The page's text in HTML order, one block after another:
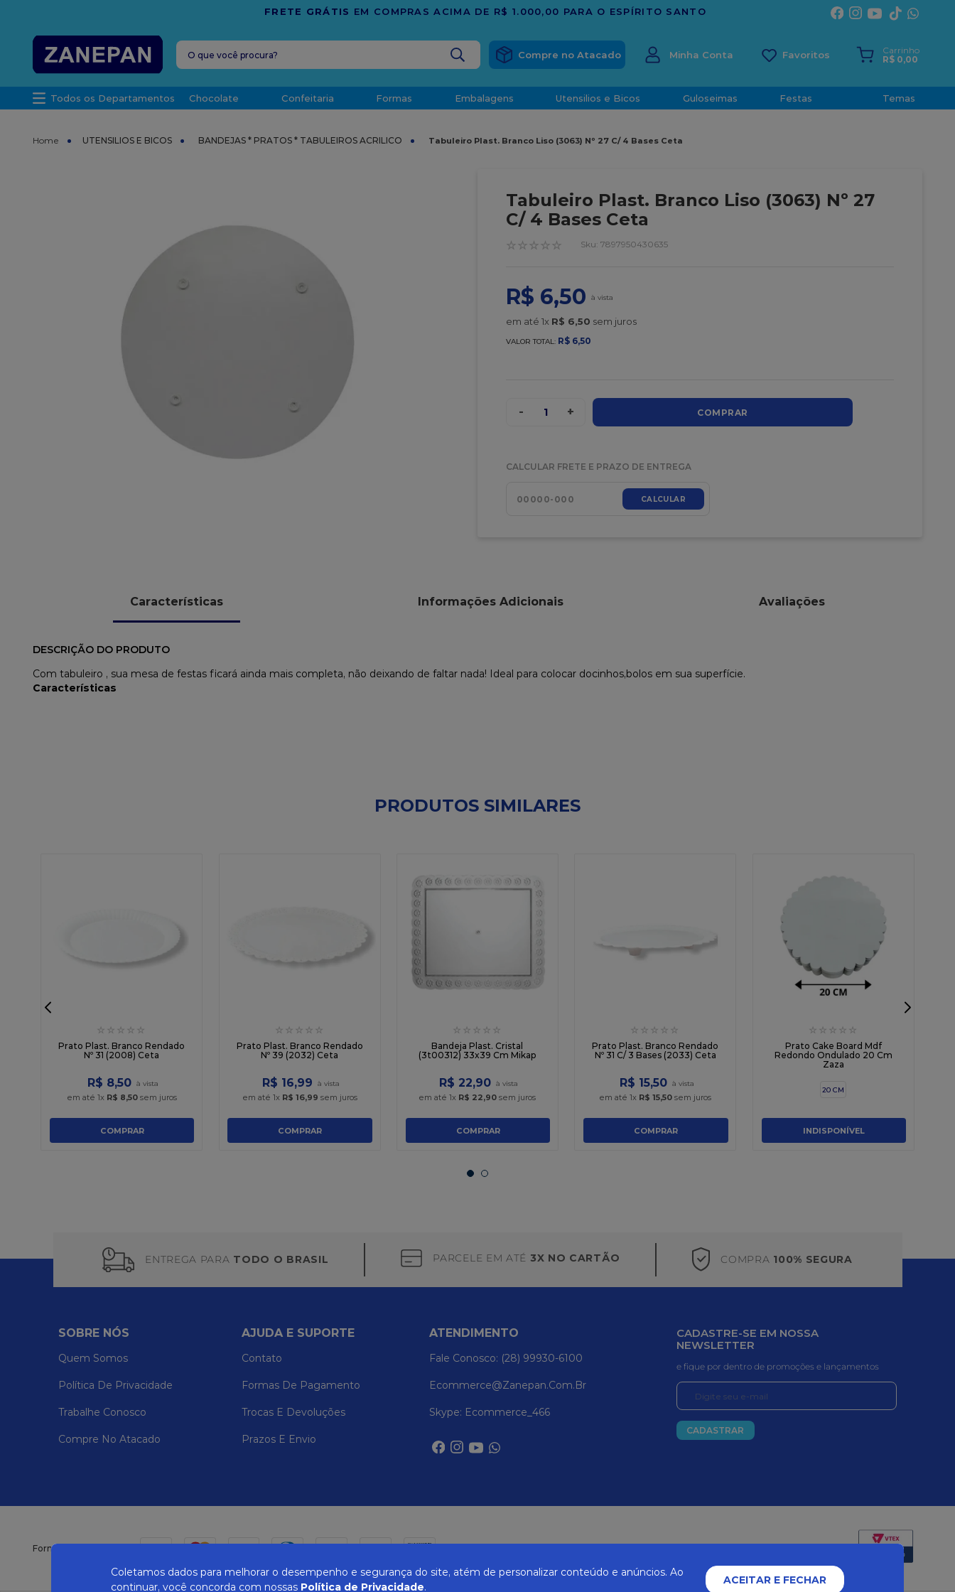
TRADIÇÃO E CONFIANÇA DESDE 2001
O que você procura?
Minha Conta
Carrinho
R$ 0,00
Todos os Departamentos Chocolate Confeitaria Formas Embalagens Utensilios e Bicos Guloseimas Festas Temas
UTENSILIOS E BICOS BANDEJAS * PRATOS * TABULEIROS ACRILICO Tabuleiro Plast. Branco Liso (3063) Nº 27 C/ 4 Bases Ceta
Tabuleiro Plast. Branco Liso (3063) Nº 27
C/ 4 Bases Ceta
☆ ☆ ☆ ☆ ☆ : 7897950430635
R$ 6,50
em até 1x R$ 6,50 sem juros
VALOR TOTAL: R$ 6,50
- 1 + COMPRAR
CALCULAR FRETE E PRAZO DE ENTREGA
CALCULAR
Características Informações Adicionais Avaliações
DESCRIÇÃO DO PRODUTO
Com tabuleiro , sua mesa de festas ficará ainda mais completa, não deixando de faltar nada! Ideal para colocar docinhos,bolos em sua superfície.
Características
PRODUTOS SIMILARES
☆ ☆ ☆ ☆ ☆
Prato Plast. Branco Rendado
Nº 31 (2008) Ceta
R$ 8,50
em até 1x R$ 8,50sem juros
COMPRAR
☆ ☆ ☆ ☆ ☆
Prato Plast. Branco Rendado
Nº 39 (2032) Ceta
R$ 16,99
em até 1x R$ 16,99 sem juros
COMPRAR
☆ ☆ ☆ ☆ ☆
Bandeja Plast. Cristal
(3t00312) 33x39 Cm Mikap
R$ 22,90
em até1x R$ 22,90 sem juros
COMPRAR
☆ ☆ ☆ ☆ ☆
Prato Plast. Branco Rendado
Nº 31 C/ 3 Bases (2033) Ceta
R$ 15,50
em até1x R$ 15,50 sem juros
COMPRAR
☆ ☆ ☆ ☆ ☆
Prato Cake Board Mdf
Redondo Ondulado 20 Cm
Zaza
20 CM
INDISPONÍVEL
ENTREGA PARA TODO O BRASIL PARCELE EM ATÉ 3X NO CARTÃO COMPRA 100% SEGURA
SOBRE NÓS
Quem Somos
Política De Privacidade
Trabalhe Conosco
Compre No Atacado
AJUDA E SUPORTE
Contato
Formas De Pagamento
Trocas E Devoluções
Prazos E Envio
ATENDIMENTO
Fale Conosco: (28) 99930-6100
Ecommerce@zanepan.com.br
Skype: Ecommerce_466
CADASTRE-SE EM NOSSA
NEWSLETTER
e fique por dentro de promoções e lançamentos
CADASTRAR
Formas de pagamento
Coletamos dados para melhorar o desempenho e segurança do site, atém de personalizar conteúdo e anúncios. Ao
continuar, você concorda com nossas Política de Privacidade.
ACEITAR E FECHAR
caixa
6º